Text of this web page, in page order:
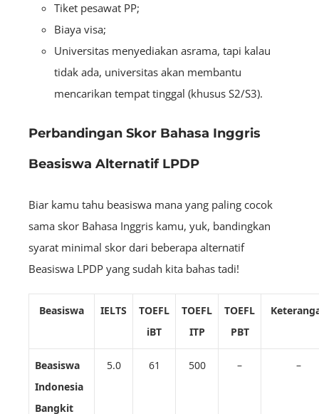
Tiket pesawat PP;
Biaya visa;
Universitas menyediakan asrama, tapi kalau
tidak ada, universitas akan membantu
mencarikan tempat tinggal (khusus S2/S3).
Perbandingan Skor Bahasa Inggris
Beasiswa Alternatif LPDP
Biar kamu tahu beasiswa mana yang paling cocok
sama skor Bahasa Inggris kamu, yuk, bandingkan
syarat minimal skor dari beberapa alternatif
Beasiswa LPDP yang sudah kita bahas tadi!
Beasiswa IELTS
TOEFL
iBT
TOEFL
ITP
TOEFL
PBT
Beasiswa
Indonesia
Bangkit
5.0 61 500 – –